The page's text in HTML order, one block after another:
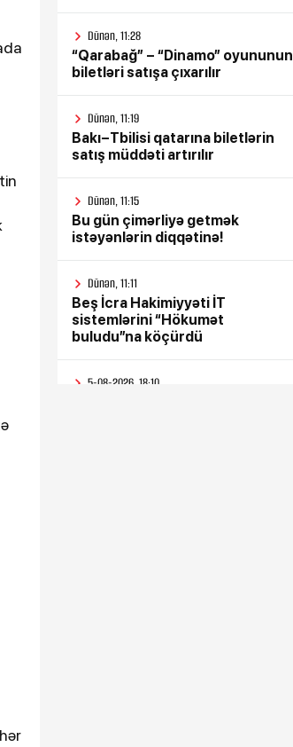
Dünən, 11:28
“Qarabağ” – “Dinamo” oyununun
biletləri satışa çıxarılır
Dünən, 11:19
Bakı–Tbilisi qatarına biletlərin
satış müddəti artırılır
Dünən, 11:15
Bu gün çimərliyə getmək
istəyənlərin diqqətinə!
Dünən, 11:11
Beş İcra Hakimiyyəti İT
sistemlərini “Hökumət
buludu”na köçürdü
5-08-2026, 18:10